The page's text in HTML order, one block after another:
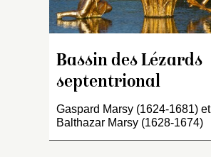
Bassin des Lézards
septentrional
Gaspard Marsy (1624-1681) et
Balthazar Marsy (1628-1674)